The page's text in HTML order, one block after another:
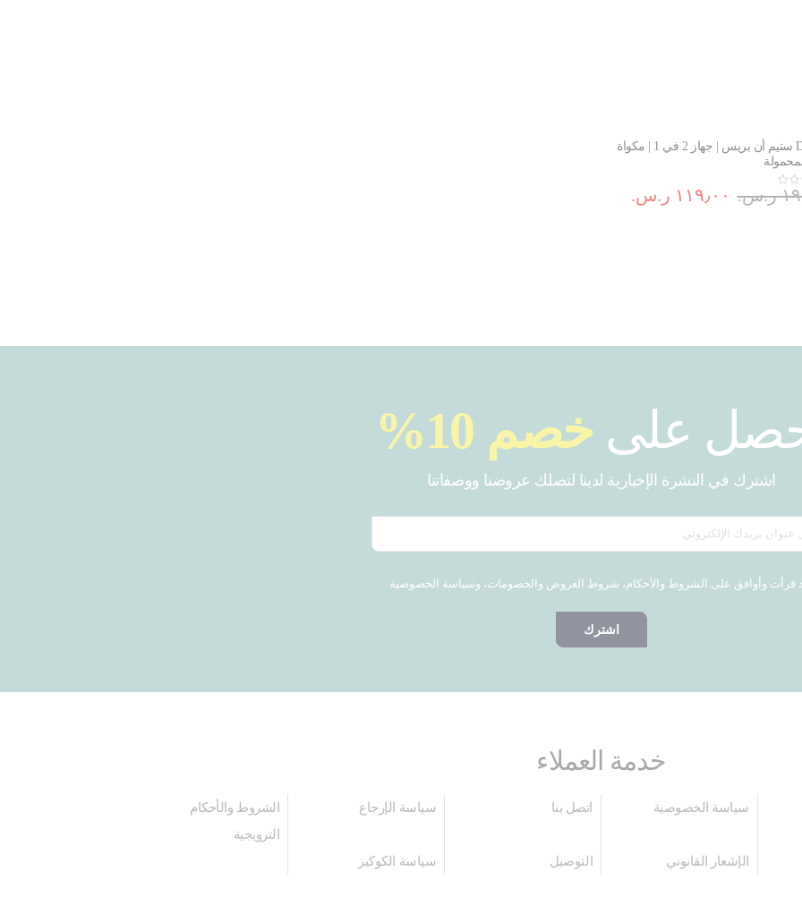
DV8610 ستيم أن بريس | جهاز 2 في 1 | مكواة
١١٩٫٠٠ ر.س.‏ ر.س.‏
على خصم 10%
اشترك في النشرة الإخبارية لدينا لتصلك عروضنا ووصفاتنا
قرأت وأوافق على الشروط والأحكام، شروط العروض والخصومات، وسياسة الخصوصية
اشترك
خدمة العملاء
سياسة الخصوصية اتصل بنا سياسة الإرجاع
الشروط والأحكام
الترويجية
الإشعار القانوني التوصيل سياسة الكوكيز